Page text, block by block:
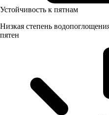
Устойчивость к пятнам
Низкая степень
пятен